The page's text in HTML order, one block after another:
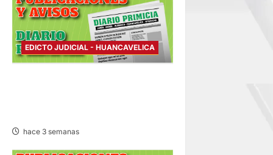
EDICTO JUDICIAL - HUANCAVELICA
hace 3 semanas